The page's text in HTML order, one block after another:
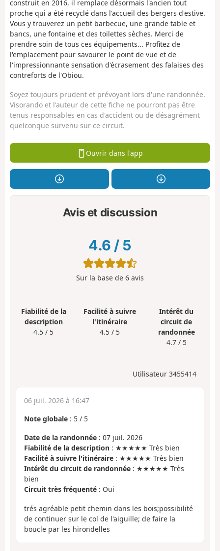
construit en 2016, il remplace désormais l'ancien tout
proche qui a été recyclé dans l'accueil des bergers d'estive.
Vous y trouverez un petit barbecue, une grande table et
bancs, une fontaine et des toilettes sèches. Merci de
prendre soin de tous ces équipements... Profitez de
l'emplacement pour savourer le point de vue et de
l'impressionnante sensation d'écrasement des falaises des
contreforts de l'Obiou.
Soyez toujours prudent et prévoyant lors d'une randonnée.
Visorando et l'auteur de cette fiche ne pourront pas être
tenus responsables en cas d'accident ou de désagrément
quelconque survenu sur ce circuit.
Ouvrir dans l'app
Avis et discussion
4.6 / 5
Sur la base de 6 avis
Fiabilité de la
description
4.5 / 5
Facilité à suivre
l'itinéraire
4.5 / 5
Intérêt du
circuit de
randonnée
4.7 / 5
Utilisateur 3455414
06 juil. 2026 à 16:47
Note globale : 5 / 5
Date de la randonnée : 07 juil. 2026
Fiabilité de la description : ★★★★★ Très bien
Facilité à suivre l'itinéraire : ★★★★★ Très bien
Intérêt du circuit de randonnée : ★★★★★ Très
bien
Circuit très fréquenté : Oui
trés agréable petit chemin dans les bois;possibilité
de continuer sur le col de l'aiguille; de faire la
boucle par les hirondelles